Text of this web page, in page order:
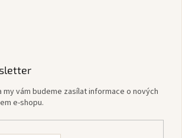
my vám budeme zasílat informace o nových
e-shopu.